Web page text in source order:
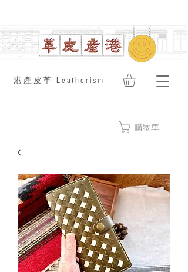
​港產皮革 Leatherism
購物車